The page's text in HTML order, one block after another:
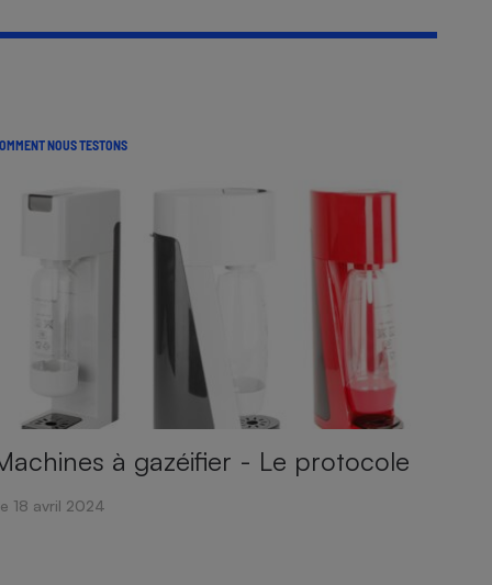
NOUS TESTONS
à gazéifier - Le protocole
18 avril 2024